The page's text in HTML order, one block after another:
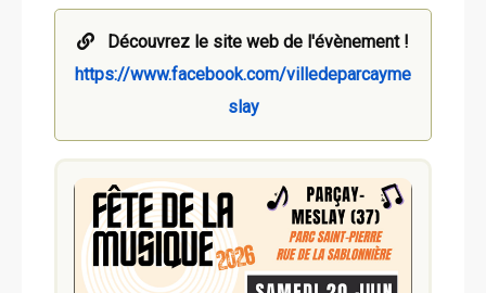
Découvrez le site web de l'évènement !
https://www.facebook.com/villedeparcayme
slay